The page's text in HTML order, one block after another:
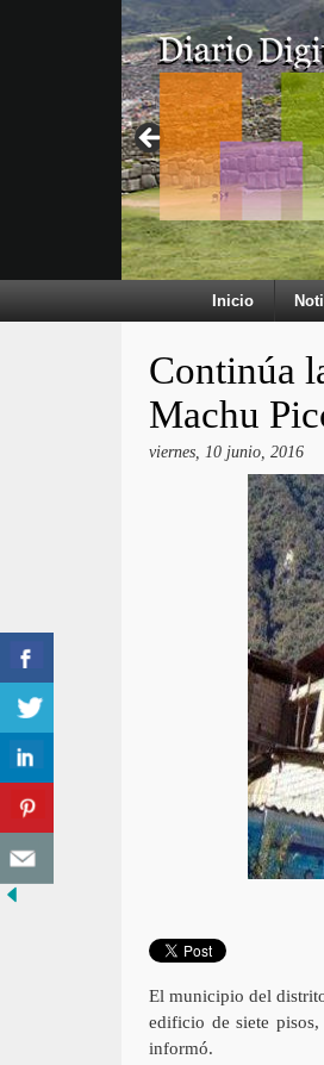
Inicio
Continúa
Machu
viernes, 10 junio, 2016
El municipio del
edificio de siete
informó.